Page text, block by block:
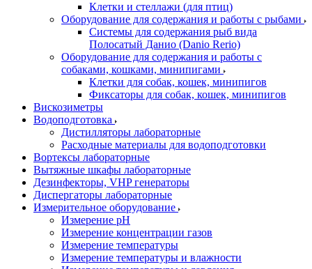
Клетки и стеллажи (для птиц)
Оборудование для содержания и работы с рыбами
Системы для содержания рыб вида
Полосатый Данио (Danio Rerio)
Оборудование для содержания и работы с
собаками, кошками, минипигами
Клетки для собак, кошек, минипигов
Фиксаторы для собак, кошек, минипигов
Вискозиметры
Водоподготовка
Дистилляторы лабораторные
Расходные материалы для водоподготовки
Вортексы лабораторные
Вытяжные шкафы лабораторные
Дезинфекторы, VHP генераторы
Диспергаторы лабораторные
Измерительное оборудование
Измерение pH
Измерение концентрации газов
Измерение температуры
Измерение температуры и влажности